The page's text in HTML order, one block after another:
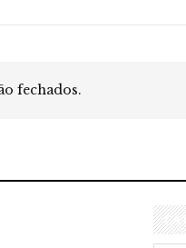
fechados.